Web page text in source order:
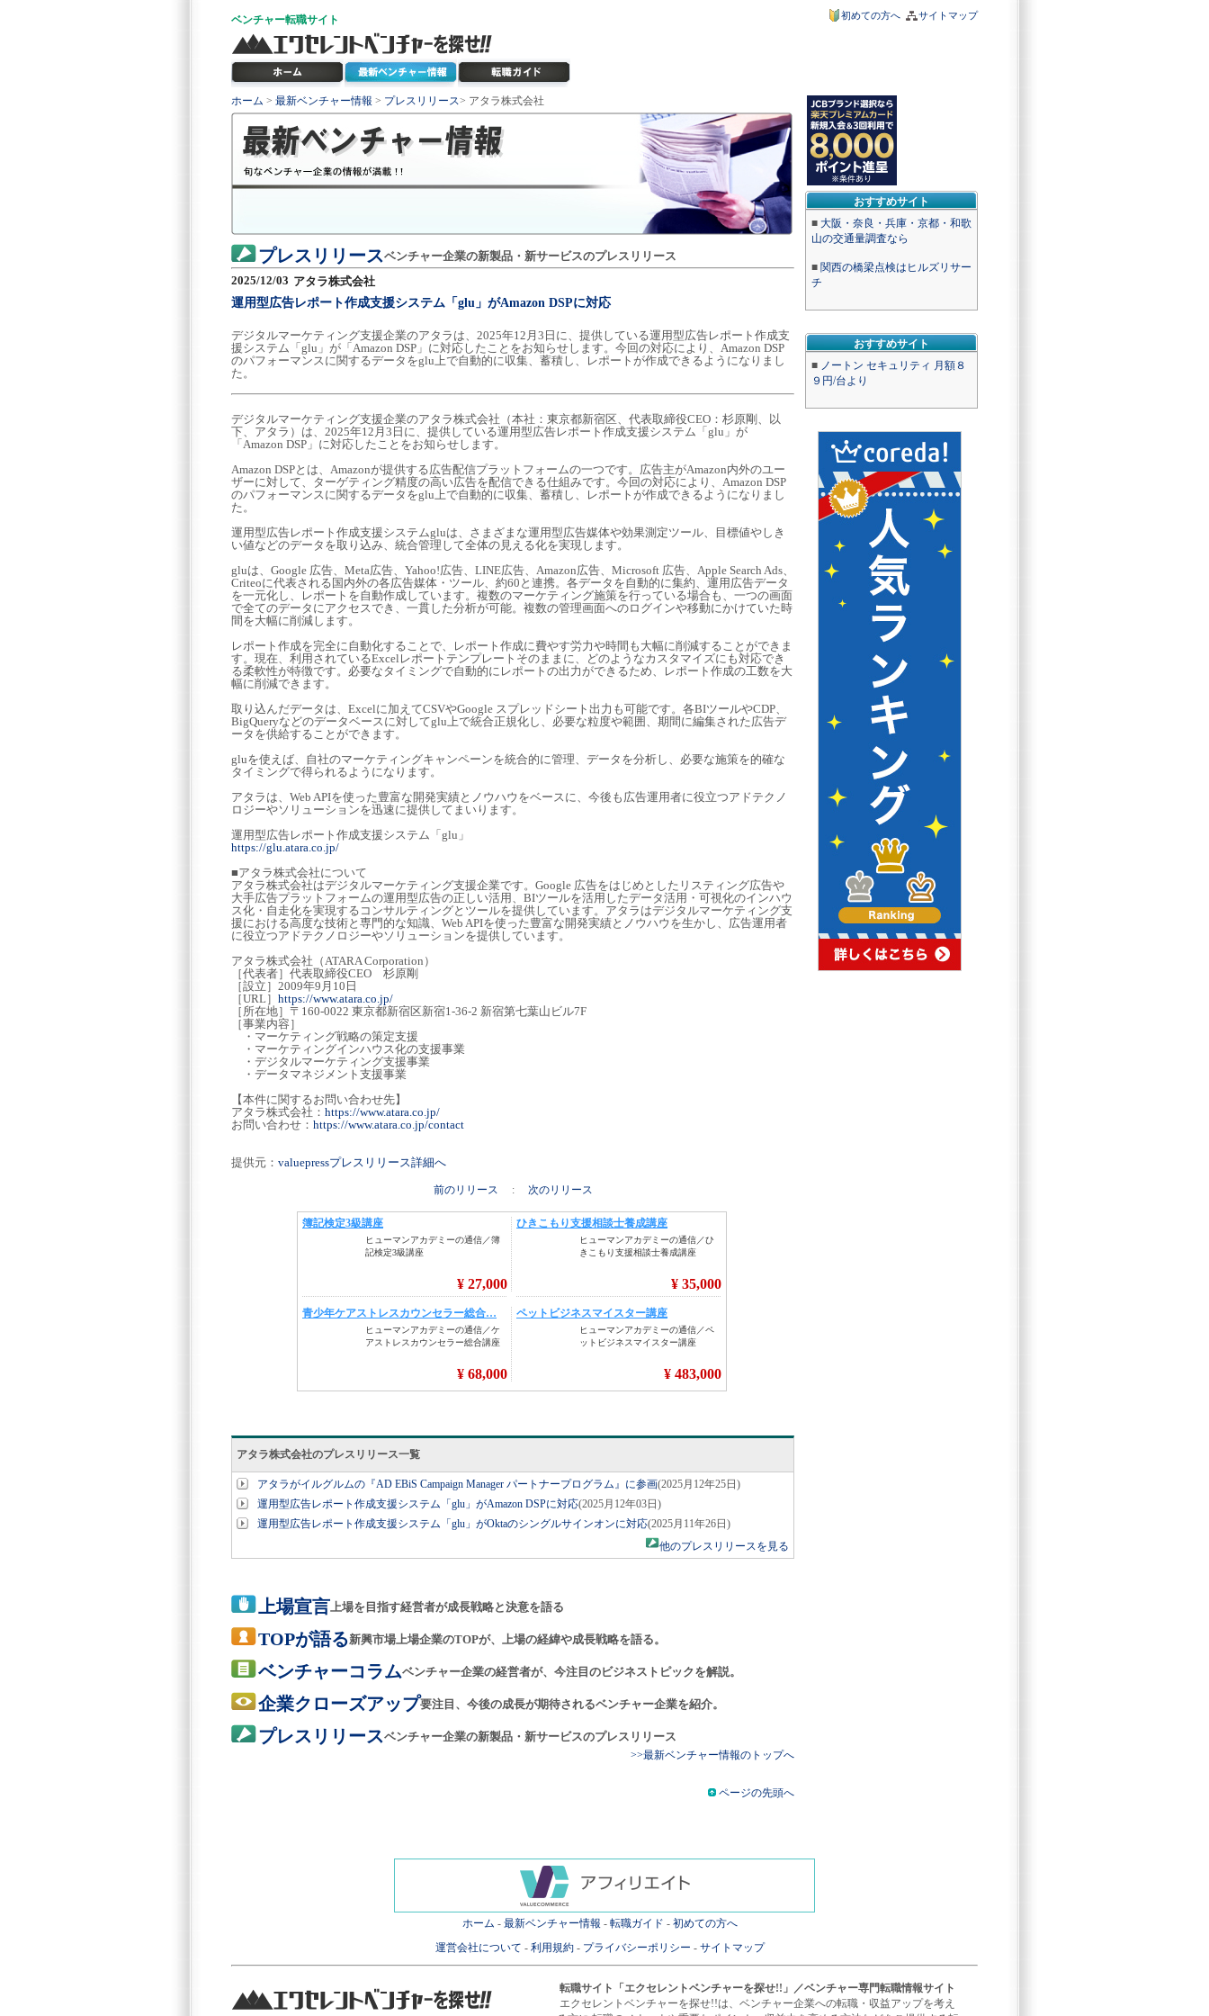
ベンチャー転職サイト サイトマップ
初めての方へ
おすすめサイト
■ 大阪・奈良・兵庫・京都・和歌
山の交通量調査なら
■ 関西の橋梁点検はヒルズリサー
チ
おすすめサイト
■ ノートン セキュリティ 月額８
９円/台より
ホーム > 最新ベンチャー情報 > プレスリリース> アタラ株式会社
プレスリリースベンチャー企業の新製品・新サービスのプレスリリース
2025/12/03 アタラ株式会社
運用型広告レポート作成支援システム「glu」がAmazon DSPに対応
デジタルマーケティング支援企業のアタラは、2025年12月3日に、提供している運用型広告レポート作成支
援システム「glu」が「Amazon DSP」に対応したことをお知らせします。今回の対応により、Amazon DSP
のパフォーマンスに関するデータをglu上で自動的に収集、蓄積し、レポートが作成できるようになりまし
た。
デジタルマーケティング支援企業のアタラ株式会社（本社：東京都新宿区、代表取締役CEO：杉原剛、以
下、アタラ）は、2025年12月3日に、提供している運用型広告レポート作成支援システム「glu」が
「Amazon DSP」に対応したことをお知らせします。
Amazon DSPとは、Amazonが提供する広告配信プラットフォームの一つです。広告主がAmazon内外のユー
ザーに対して、ターゲティング精度の高い広告を配信できる仕組みです。今回の対応により、Amazon DSP
のパフォーマンスに関するデータをglu上で自動的に収集、蓄積し、レポートが作成できるようになりまし
た。
運用型広告レポート作成支援システムgluは、さまざまな運用型広告媒体や効果測定ツール、目標値やしき
い値などのデータを取り込み、統合管理して全体の見える化を実現します。
gluは、Google 広告、Meta広告、Yahoo!広告、LINE広告、Amazon広告、Microsoft 広告、Apple Search Ads、
Criteoに代表される国内外の各広告媒体・ツール、約60と連携。各データを自動的に集約、運用広告データ
を一元化し、レポートを自動作成しています。複数のマーケティング施策を行っている場合も、一つの画面
で全てのデータにアクセスでき、一貫した分析が可能。複数の管理画面へのログインや移動にかけていた時
間を大幅に削減します。
レポート作成を完全に自動化することで、レポート作成に費やす労力や時間も大幅に削減することができま
す。現在、利用されているExcelレポートテンプレートそのままに、どのようなカスタマイズにも対応でき
る柔軟性が特徴です。必要なタイミングで自動的にレポートの出力ができるため、レポート作成の工数を大
幅に削減できます。
取り込んだデータは、Excelに加えてCSVやGoogle スプレッドシート出力も可能です。各BIツールやCDP、
BigQueryなどのデータベースに対してglu上で統合正規化し、必要な粒度や範囲、期間に編集された広告デ
ータを供給することができます。
gluを使えば、自社のマーケティングキャンペーンを統合的に管理、データを分析し、必要な施策を的確な
タイミングで得られるようになります。
アタラは、Web APIを使った豊富な開発実績とノウハウをベースに、今後も広告運用者に役立つアドテクノ
ロジーやソリューションを迅速に提供してまいります。
運用型広告レポート作成支援システム「glu」
https://glu.atara.co.jp/
■アタラ株式会社について
アタラ株式会社はデジタルマーケティング支援企業です。Google 広告をはじめとしたリスティング広告や
大手広告プラットフォームの運用型広告の正しい活用、BIツールを活用したデータ活用・可視化のインハウ
ス化・自走化を実現するコンサルティングとツールを提供しています。アタラはデジタルマーケティング支
援における高度な技術と専門的な知識、Web APIを使った豊富な開発実績とノウハウを生かし、広告運用者
に役立つアドテクノロジーやソリューションを提供しています。
アタラ株式会社（ATARA Corporation）
［代表者］代表取締役CEO 杉原剛
［設立］2009年9月10日
［URL］ https://www.atara.co.jp/
［所在地］〒160-0022 東京都新宿区新宿1-36-2 新宿第七葉山ビル7F
［事業内容］
・マーケティング戦略の策定支援
・マーケティングインハウス化の支援事業
・デジタルマーケティング支援事業
・データマネジメント支援事業
【本件に関するお問い合わせ先】
アタラ株式会社： https://www.atara.co.jp/
お問い合わせ： https://www.atara.co.jp/contact
提供元： valuepressプレスリリース詳細へ
前のリリース : 次のリリース
アタラ株式会社のプレスリリース一覧
アタラがイルグルムの『AD EBiS Campaign Manager パートナープログラム』に参画(2025月12年25日)
運用型広告レポート作成支援システム「glu」がAmazon DSPに対応(2025月12年03日)
運用型広告レポート作成支援システム「glu」がOktaのシングルサインオンに対応(2025月11年26日)
他のプレスリリースを見る
上場宣言上場を目指す経営者が成長戦略と決意を語る
TOPが語る新興市場上場企業のTOPが、上場の経緯や成長戦略を語る。
ベンチャーコラムベンチャー企業の経営者が、今注目のビジネストピックを解説。
企業クローズアップ要注目、今後の成長が期待されるベンチャー企業を紹介。
プレスリリースベンチャー企業の新製品・新サービスのプレスリリース
>>最新ベンチャー情報のトップへ
ページの先頭へ
ホーム - 最新ベンチャー情報 - 転職ガイド - 初めての方へ
運営会社について - 利用規約 - プライバシーポリシー - サイトマップ
転職サイト
「エクセレントベンチャーを探せ!!」／ベンチャー専門転職情報サイト
エクセレントベンチャーを探せ!!は、ベンチャー企業への転職・収益アップを考え